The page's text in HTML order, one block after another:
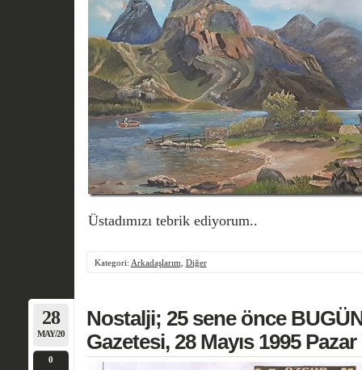
Üstadımızı tebrik ediyorum..
Kategori: Arkadaşlarım Diğer
28
MAY/20
0
Nostalji; 25 sene önce
Gazetesi, 28 Mayıs 1995 Pazar